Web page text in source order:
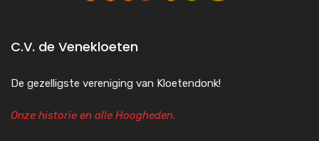
C.V. de Venekloeten
De gezelligste vereniging van Kloetendonk!
Onze historie en alle Hoogheden.